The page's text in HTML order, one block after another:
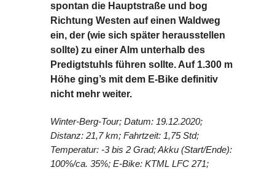
spontan die Hauptstraße und bog
Richtung Westen auf einen Waldweg
ein, der (wie sich später herausstellen
sollte) zu einer Alm unterhalb des
Predigtstuhls führen sollte. Auf 1.300 m
Höhe ging’s mit dem E-Bike definitiv
nicht mehr weiter.
Winter-Berg-Tour; Datum: 19.12.2020;
Distanz: 21,7 km; Fahrtzeit: 1,75 Std;
Temperatur: -3 bis 2 Grad; Akku (Start/Ende):
100%/ca. 35%; E-Bike: KTML LFC 271;